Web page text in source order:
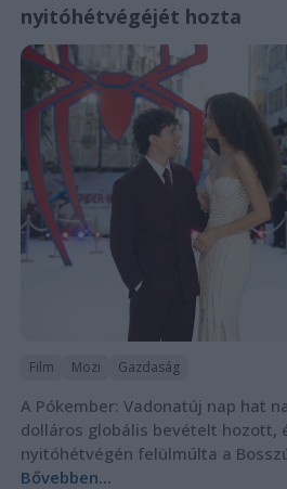
nyitóhétvégéjét hozta
Film Mozi Gazdaság
A Pókember: Vadonatúj nap hat
dolláros globális bevételt hozott,
nyitóhétvégén felülmúlta a
Bővebben...